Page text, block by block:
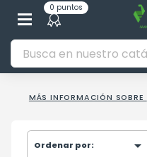
0 puntos
MÁS INFORMACIÓN SOBRE
Ordenar por: 